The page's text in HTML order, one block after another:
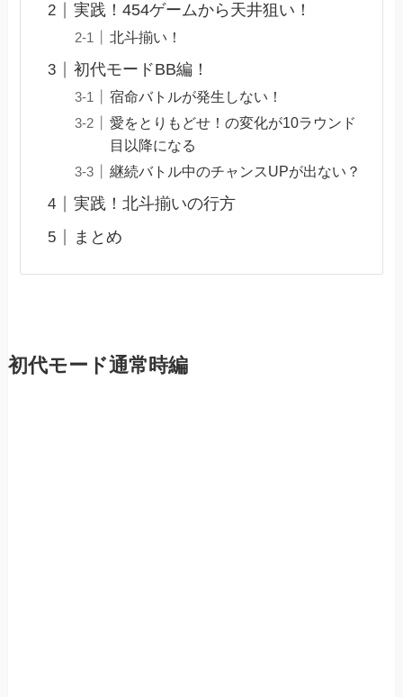
実践！454ゲームから天井狙い！
北斗揃い！
初代モードBB編！
宿命バトルが発生しない！
愛をとりもどせ！の変化が10ラウンド
目以降になる
継続バトル中のチャンスUPが出ない？
実践！北斗揃いの行方
まとめ
初代モード通常時編